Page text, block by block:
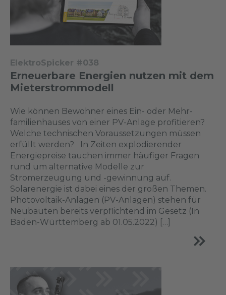
ElektroSpicker #038
Erneuerbare Energien nutzen mit dem
Mieterstrommodell
Wie können Bewohner eines Ein- oder Mehr­
familienhauses von einer PV-Anlage profitieren?
Welche technischen Voraus­setzungen müssen
erfüllt werden? In Zeiten explodierender
Energiepreise tauchen immer häufiger Fragen
rund um alternative Modelle zur
Stromerzeugung und -gewinnung auf.
Solarenergie ist dabei eines der großen Themen.
Photo­voltaik-Anlagen (PV-Anlagen) stehen für
Neubauten bereits verpflichtend im Gesetz (In
Baden-Württemberg ab 01.05.2022) […]